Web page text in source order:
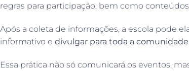
regras para participação, bem como
Após a coleta de informações, a escola pode
informativo e divulgar para toda a
Essa prática não só comunicará os eventos,